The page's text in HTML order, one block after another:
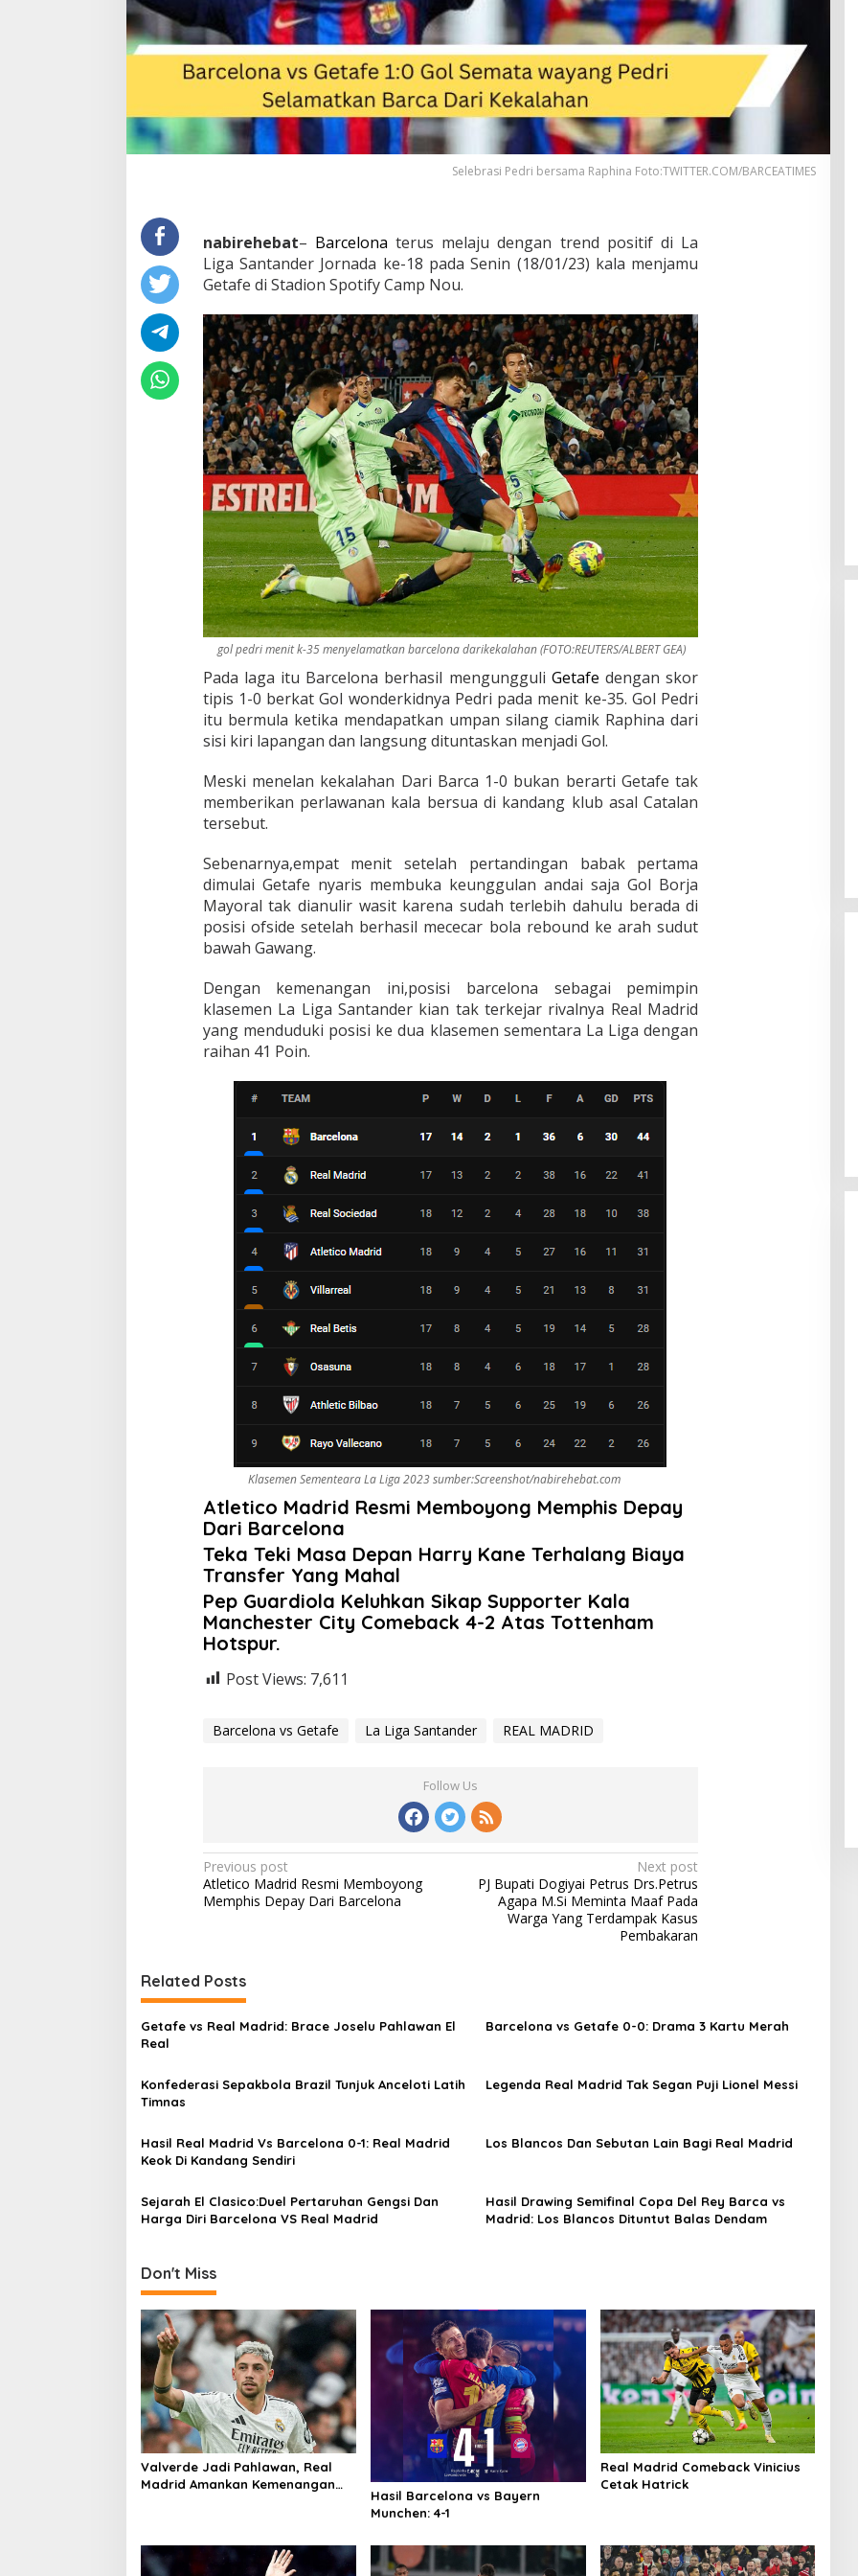
Selebrasi Pedri bersama Raphina Foto:TWITTER.COM/BARCEATIMES
nabirehebat– Barcelona terus melaju dengan trend positif di La
Liga Santander Jornada ke-18 pada Senin (18/01/23) kala menjamu
Getafe di Stadion Spotify Camp Nou.
gol pedri menit k-35 menyelamatkan barcelona darikekalahan (FOTO:REUTERS/ALBERT GEA)
Pada laga itu Barcelona berhasil mengungguli Getafe dengan skor
tipis 1-0 berkat Gol wonderkidnya Pedri pada menit ke-35. Gol Pedri
itu bermula ketika mendapatkan umpan silang ciamik Raphina dari
sisi kiri lapangan dan langsung dituntaskan menjadi Gol.
Meski menelan kekalahan Dari Barca 1-0 bukan berarti Getafe tak
memberikan perlawanan kala bersua di kandang klub asal Catalan
tersebut.
Sebenarnya,empat menit setelah pertandingan babak pertama
dimulai Getafe nyaris membuka keunggulan andai saja Gol Borja
Mayoral tak dianulir wasit karena sudah terlebih dahulu berada di
posisi ofside setelah berhasil mececar bola rebound ke arah sudut
bawah Gawang.
Dengan kemenangan ini,posisi barcelona sebagai pemimpin
klasemen La Liga Santander kian tak terkejar rivalnya Real Madrid
yang menduduki posisi ke dua klasemen sementara La Liga dengan
raihan 41 Poin.
Klasemen Sementeara La Liga 2023 sumber:Screenshot/nabirehebat.com
Atletico Madrid Resmi Memboyong Memphis Depay
Dari Barcelona
Teka Teki Masa Depan Harry Kane Terhalang Biaya
Transfer Yang Mahal
Pep Guardiola Keluhkan Sikap Supporter Kala
Manchester City Comeback 4-2 Atas Tottenham
Hotspur.
Post Views: 7,611
Barcelona vs Getafe La Liga Santander REAL MADRID
Follow Us
Post
navigation
Previous post
Atletico Madrid Resmi Memboyong
Memphis Depay Dari Barcelona
Next post
PJ Bupati Dogiyai Petrus Drs.Petrus
Agapa M.Si Meminta Maaf Pada
Warga Yang Terdampak Kasus
Pembakaran
Related Posts
Getafe vs Real Madrid: Brace Joselu Pahlawan El
Real
Barcelona vs Getafe 0-0: Drama 3 Kartu Merah
Konfederasi Sepakbola Brazil Tunjuk Anceloti Latih
Timnas
Legenda Real Madrid Tak Segan Puji Lionel Messi
Hasil Real Madrid Vs Barcelona 0-1: Real Madrid
Keok Di Kandang Sendiri
Los Blancos Dan Sebutan Lain Bagi Real Madrid
Sejarah El Clasico:Duel Pertaruhan Gengsi Dan
Harga Diri Barcelona VS Real Madrid
Hasil Drawing Semifinal Copa Del Rey Barca vs
Madrid: Los Blancos Dituntut Balas Dendam
Don't Miss
Valverde Jadi Pahlawan, Real
Madrid Amankan Kemenangan
Hasil Barcelona vs Bayern
Munchen: 4-1
Real Madrid Comeback Vinicius
Cetak Hatrick
In Berita, Nasional, Politik